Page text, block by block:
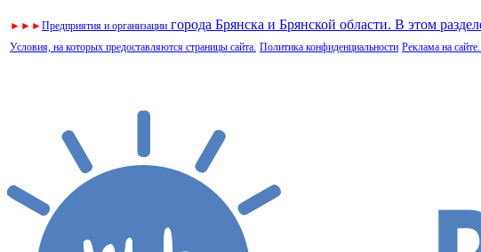
► ► ►Предприятия и организации города Брянска и Брянской области. В этом
Условия, на которых предоставляются страницы сайта. Политика конфиденциальности Реклама на